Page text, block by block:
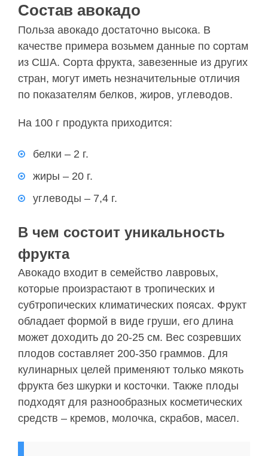
Состав авокадо
Польза авокадо достаточно высока. В
качестве примера возьмем данные по сортам
из США. Сорта фрукта, завезенные из других
стран, могут иметь незначительные отличия
по показателям белков, жиров, углеводов.
На 100 г продукта приходится:
белки – 2 г.
жиры – 20 г.
углеводы – 7,4 г.
В чем состоит уникальность
фрукта
Авокадо входит в семейство лавровых,
которые произрастают в тропических и
субтропических климатических поясах. Фрукт
обладает формой в виде груши, его длина
может доходить до 20-25 см. Вес созревших
плодов составляет 200-350 граммов. Для
кулинарных целей применяют только мякоть
фрукта без шкурки и косточки. Также плоды
подходят для разнообразных косметических
средств – кремов, молочка, скрабов, масел.